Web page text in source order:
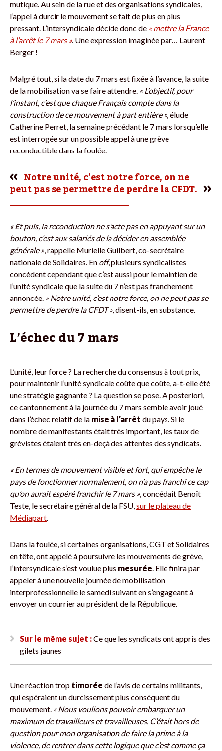
mutique. Au sein de la rue et des organisations syndicales,
l’appel à durcir le mouvement se fait de plus en plus
pressant. L’intersyndicale décide donc de « mettre la France
à l’arrêt le 7 mars ». Une expression imaginée par… Laurent
Berger !
Malgré tout, si la date du 7 mars est fixée à l’avance, la suite
de la mobilisation va se faire attendre. « L’objectif, pour
l’instant, c’est que chaque Français compte dans la
construction de ce mouvement à part entière », élude
Catherine Perret, la semaine précédant le 7 mars lorsqu’elle
est interrogée sur un possible appel à une grève
reconductible dans la foulée.
Notre unité, c’est notre force, on ne
peut pas se permettre de perdre la CFDT.
« Et puis, la reconduction ne s’acte pas en appuyant sur un
bouton, c’est aux salariés de la décider en assemblée
générale », rappelle Murielle Guilbert, co-secrétaire
nationale de Solidaires. En off, plusieurs syndicalistes
concèdent cependant que c’est aussi pour le maintien de
l’unité syndicale que la suite du 7 n’est pas franchement
annoncée. « Notre unité, c’est notre force, on ne peut pas se
permettre de perdre la CFDT », disent-ils, en substance.
L’échec du 7 mars
L’unité, leur force ? La recherche du consensus à tout prix,
pour maintenir l’unité syndicale coûte que coûte, a-t-elle été
une stratégie gagnante ? La question se pose. A posteriori,
ce cantonnement à la journée du 7 mars semble avoir joué
dans l’échec relatif de la mise à l’arrêt du pays. Si le
nombre de manifestants était très important, les taux de
grévistes étaient très en-deçà des attentes des syndicats.
« En termes de mouvement visible et fort, qui empêche le
pays de fonctionner normalement, on n’a pas franchi ce cap
qu’on aurait espéré franchir le 7 mars », concédait Benoît
Teste, le secrétaire général de la FSU, sur le plateau de
Médiapart
Dans la foulée, si certaines organisations, CGT et Solidaires
en tête, ont appelé à poursuivre les mouvements de grève,
l’intersyndicale s’est voulue plus mesurée . Elle finira par
appeler à une nouvelle journée de mobilisation
interprofessionnelle le samedi suivant en s’engageant à
envoyer un courrier au président de la République.
Sur le même sujet :Ce que les syndicats ont appris des
gilets jaunes
Une réaction trop timorée de l’avis de certains militants,
qui espéraient un durcissement plus conséquent du
mouvement. « Nous voulions pouvoir embarquer un
maximum de travailleurs et travailleuses. C’était hors de
question pour mon organisation de faire la prime à la
violence, de rentrer dans cette logique que c’est comme ça